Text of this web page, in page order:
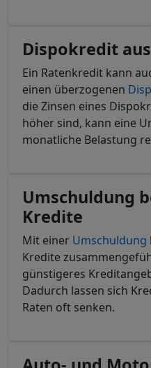
Dispokredit
Ein Ratenkredit kann
einen überzogenen
die Zinsen eines
höher sind, kann eine
monatliche Belastung
Umschuldung
Kredite
Mit einer Umschuldung
Kredite
günstigeres
Dadurch lassen sich
Raten oft senken.